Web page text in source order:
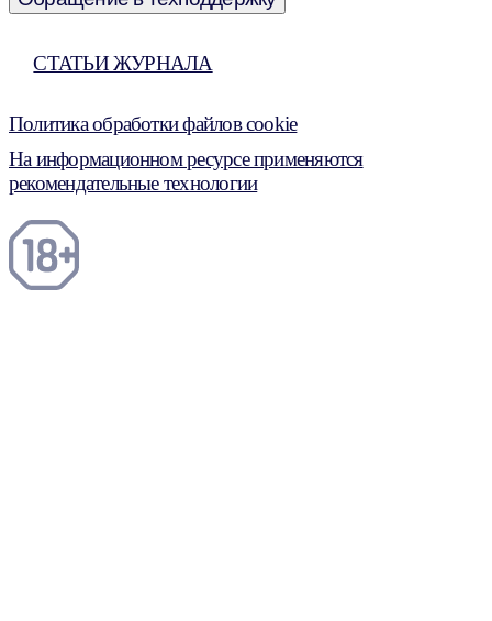
СТАТЬИ ЖУРНАЛА
Политика обработки файлов cookie
На информационном ресурсе применяются
рекомендательные технологии